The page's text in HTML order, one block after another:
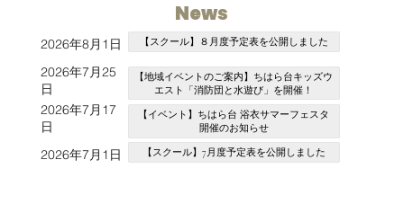
News
2026年8月1日 【スクール】８月度予定表を公開しました
2026年7月25
日
【地域イベントのご案内】ちはら台キッズウ
エスト「消防団と水遊び」を開催！
2026年7月17
日
【イベント】ちはら台 浴衣サマーフェスタ
開催のお知らせ
2026年7月1日 【スクール】7月度予定表を公開しました